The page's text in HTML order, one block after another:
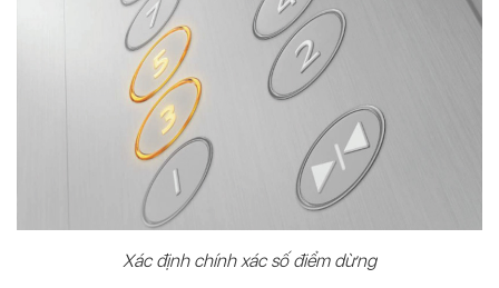
Xác định chính xác số điểm dừng